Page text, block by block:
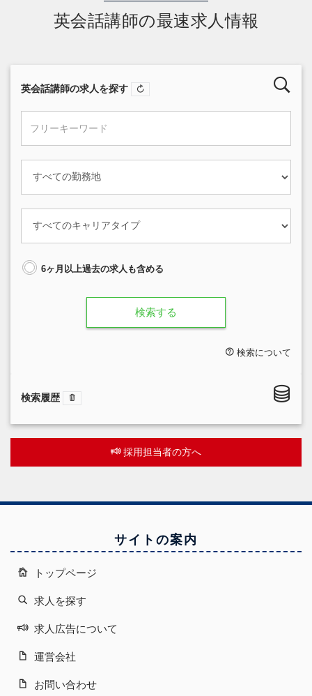
英会話講師の最速求人情報
英会話講師の求人を探す
6ヶ月以上過去の求人も含める
検索する
検索について
検索履歴
採用担当者の方へ
サイトの案内
トップページ
求人を探す
求人広告について
運営会社
お問い合わせ